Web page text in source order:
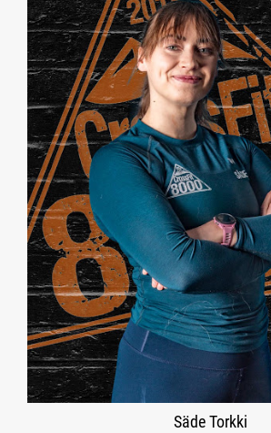
Säde Torkki